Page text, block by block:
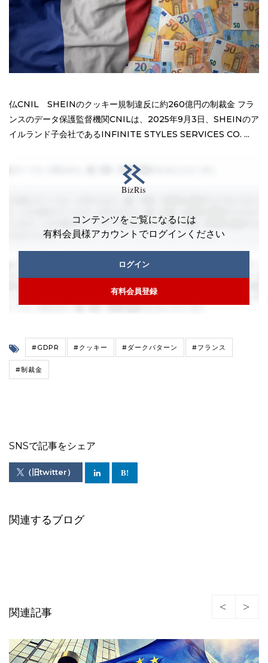
仏CNIL SHEINのクッキー規制違反に約260億円の制裁金 フラ
ンスのデータ保護監督機関CNILは、2025年9月3日、SHEINのア
イルランド子会社であるINFINITE STYLES SERVICES CO. ...
コンテンツをご覧になるには
有料会員様アカウントでログインください
ログイン
有料会員登録
#GDPR #クッキー #ダークパターン #フランス
#制裁金
SNSで記事をシェア
（旧twitter）
関連するブログ
関連記事